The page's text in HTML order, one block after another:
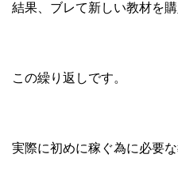
結果、ブレて新しい教材を購
この繰り返しです。
実際に初めに稼ぐ為に必要